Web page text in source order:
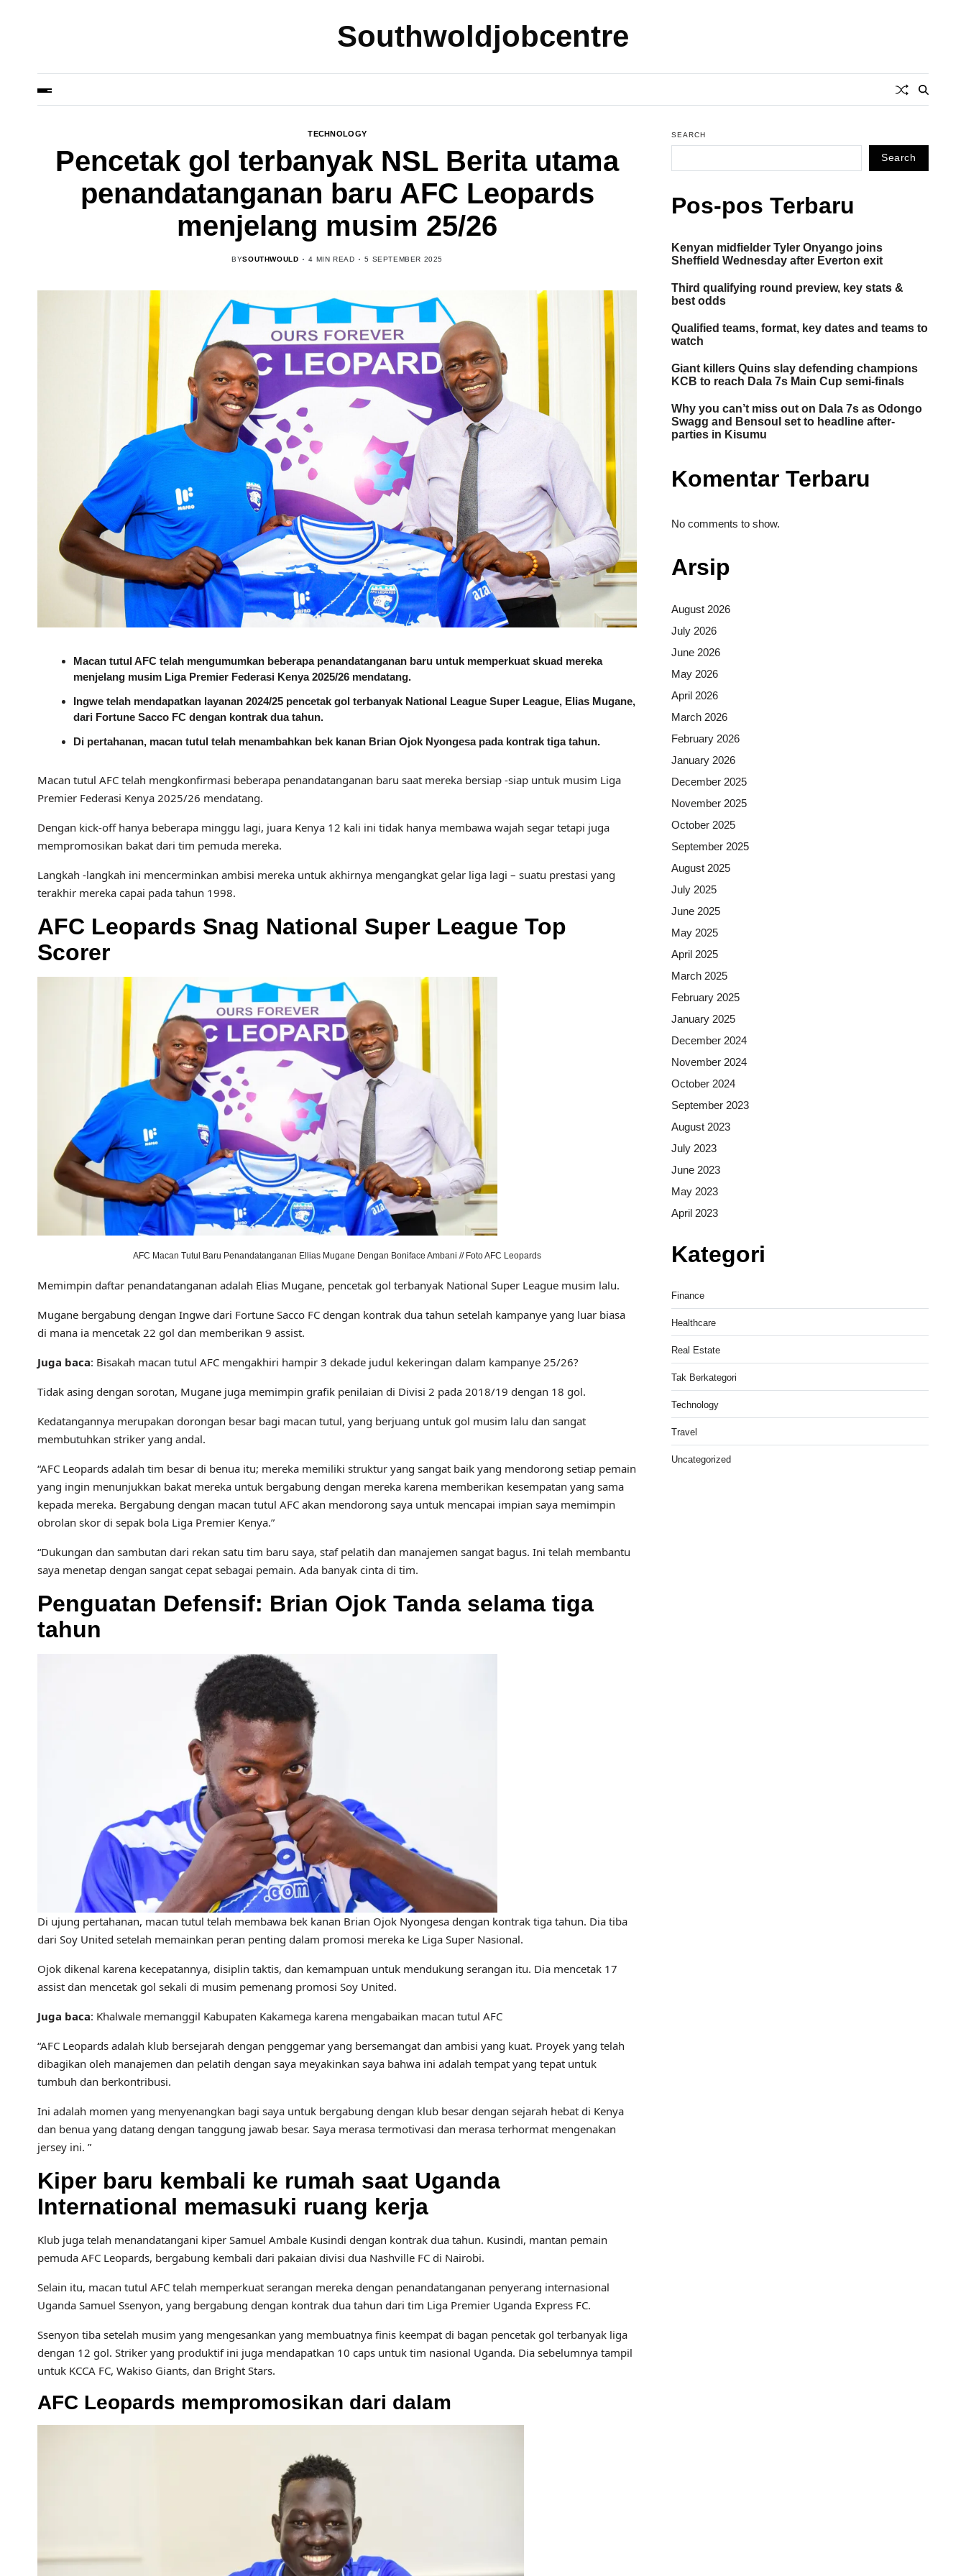
Southwoldjobcentre
TECHNOLOGY
Pencetak gol terbanyak NSL Berita utama
penandatanganan baru AFC Leopards
menjelang musim 25/26
BYSOUTHWOULD 4 MIN READ 5 SEPTEMBER 2025
Macan tutul AFC telah mengumumkan beberapa penandatanganan baru untuk memperkuat skuad mereka
menjelang musim Liga Premier Federasi Kenya 2025/26 mendatang.
Ingwe telah mendapatkan layanan 2024/25 pencetak gol terbanyak National League Super League, Elias Mugane,
dari Fortune Sacco FC dengan kontrak dua tahun.
Di pertahanan, macan tutul telah menambahkan bek kanan Brian Ojok Nyongesa pada kontrak tiga tahun.
Macan tutul AFC telah mengkonfirmasi beberapa penandatanganan baru saat mereka bersiap -siap untuk musim Liga
Premier Federasi Kenya 2025/26 mendatang.
Dengan kick-off hanya beberapa minggu lagi, juara Kenya 12 kali ini tidak hanya membawa wajah segar tetapi juga
mempromosikan bakat dari tim pemuda mereka.
Langkah -langkah ini mencerminkan ambisi mereka untuk akhirnya mengangkat gelar liga lagi – suatu prestasi yang
terakhir mereka capai pada tahun 1998.
AFC Leopards Snag National Super League Top
Scorer
AFC Macan Tutul Baru Penandatanganan Ellias Mugane Dengan Boniface Ambani // Foto AFC Leopards
Memimpin daftar penandatanganan adalah Elias Mugane, pencetak gol terbanyak National Super League musim lalu.
Mugane bergabung dengan Ingwe dari Fortune Sacco FC dengan kontrak dua tahun setelah kampanye yang luar biasa
di mana ia mencetak 22 gol dan memberikan 9 assist.
Juga baca: Bisakah macan tutul AFC mengakhiri hampir 3 dekade judul kekeringan dalam kampanye 25/26?
Tidak asing dengan sorotan, Mugane juga memimpin grafik penilaian di Divisi 2 pada 2018/19 dengan 18 gol.
Kedatangannya merupakan dorongan besar bagi macan tutul, yang berjuang untuk gol musim lalu dan sangat
membutuhkan striker yang andal.
“AFC Leopards adalah tim besar di benua itu; mereka memiliki struktur yang sangat baik yang mendorong setiap pemain
yang ingin menunjukkan bakat mereka untuk bergabung dengan mereka karena memberikan kesempatan yang sama
kepada mereka. Bergabung dengan macan tutul AFC akan mendorong saya untuk mencapai impian saya memimpin
obrolan skor di sepak bola Liga Premier Kenya.”
“Dukungan dan sambutan dari rekan satu tim baru saya, staf pelatih dan manajemen sangat bagus. Ini telah membantu
saya menetap dengan sangat cepat sebagai pemain. Ada banyak cinta di tim.
Penguatan Defensif: Brian Ojok Tanda selama tiga
tahun
Di ujung pertahanan, macan tutul telah membawa bek kanan Brian Ojok Nyongesa dengan kontrak tiga tahun. Dia tiba
dari Soy United setelah memainkan peran penting dalam promosi mereka ke Liga Super Nasional.
Ojok dikenal karena kecepatannya, disiplin taktis, dan kemampuan untuk mendukung serangan itu. Dia mencetak 17
assist dan mencetak gol sekali di musim pemenang promosi Soy United.
Juga baca: Khalwale memanggil Kabupaten Kakamega karena mengabaikan macan tutul AFC
“AFC Leopards adalah klub bersejarah dengan penggemar yang bersemangat dan ambisi yang kuat. Proyek yang telah
dibagikan oleh manajemen dan pelatih dengan saya meyakinkan saya bahwa ini adalah tempat yang tepat untuk
tumbuh dan berkontribusi.
Ini adalah momen yang menyenangkan bagi saya untuk bergabung dengan klub besar dengan sejarah hebat di Kenya
dan benua yang datang dengan tanggung jawab besar. Saya merasa termotivasi dan merasa terhormat mengenakan
jersey ini. ”
Kiper baru kembali ke rumah saat Uganda
International memasuki ruang kerja
Klub juga telah menandatangani kiper Samuel Ambale Kusindi dengan kontrak dua tahun. Kusindi, mantan pemain
pemuda AFC Leopards, bergabung kembali dari pakaian divisi dua Nashville FC di Nairobi.
Selain itu, macan tutul AFC telah memperkuat serangan mereka dengan penandatanganan penyerang internasional
Uganda Samuel Ssenyon, yang bergabung dengan kontrak dua tahun dari tim Liga Premier Uganda Express FC.
Ssenyon tiba setelah musim yang mengesankan yang membuatnya finis keempat di bagan pencetak gol terbanyak liga
dengan 12 gol. Striker yang produktif ini juga mendapatkan 10 caps untuk tim nasional Uganda. Dia sebelumnya tampil
untuk KCCA FC, Wakiso Giants, dan Bright Stars.
AFC Leopards mempromosikan dari dalam
SEARCH
Search
Pos-pos Terbaru
Kenyan midfielder Tyler Onyango joins
Sheffield Wednesday after Everton exit
Third qualifying round preview, key stats &
best odds
Qualified teams, format, key dates and teams to
watch
Giant killers Quins slay defending champions
KCB to reach Dala 7s Main Cup semi-finals
Why you can’t miss out on Dala 7s as Odongo
Swagg and Bensoul set to headline after-
parties in Kisumu
Komentar Terbaru
No comments to show.
Arsip
August 2026
July 2026
June 2026
May 2026
April 2026
March 2026
February 2026
January 2026
December 2025
November 2025
October 2025
September 2025
August 2025
July 2025
June 2025
May 2025
April 2025
March 2025
February 2025
January 2025
December 2024
November 2024
October 2024
September 2023
August 2023
July 2023
June 2023
May 2023
April 2023
Kategori
Finance
Healthcare
Real Estate
Tak Berkategori
Technology
Travel
Uncategorized